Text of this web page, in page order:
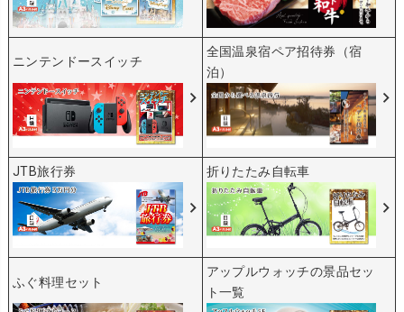
ニンテンドースイッチ
全国温泉宿ペア招待券（宿
泊）
JTB旅行券 折りたたみ自転車
ふぐ料理セット
アップルウォッチの景品セッ
ト一覧